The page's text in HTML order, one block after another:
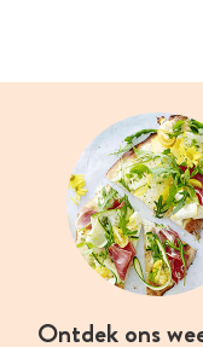
Ontdek ons